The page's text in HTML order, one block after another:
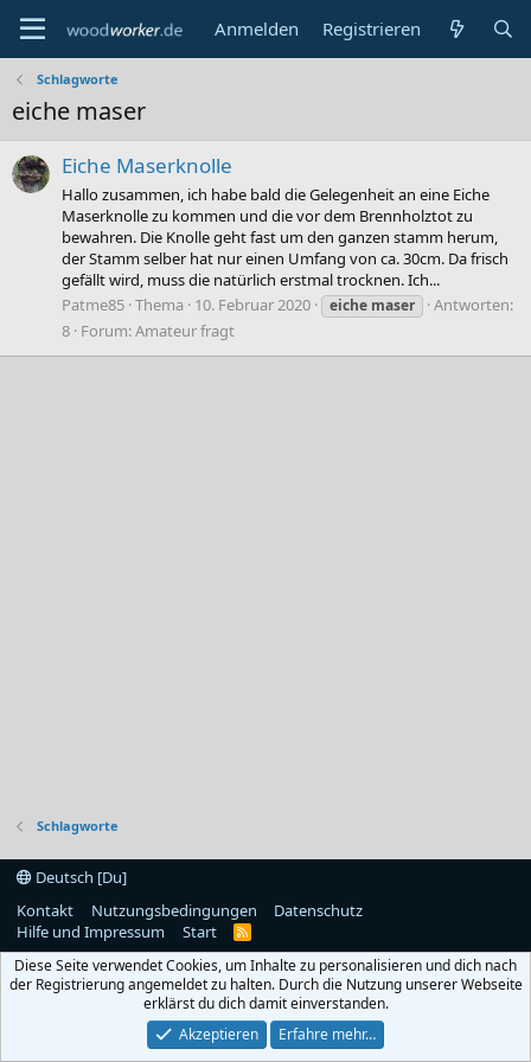
Anmelden Registrieren
Schlagworte
eiche maser
Eiche Maserknolle
Hallo zusammen, ich habe bald die Gelegenheit an eine Eiche
Maserknolle zu kommen und die vor dem Brennholztot zu
bewahren. Die Knolle geht fast um den ganzen stamm herum,
der Stamm selber hat nur einen Umfang von ca. 30cm. Da frisch
gefällt wird, muss die natürlich erstmal trocknen. Ich...
Patme85 Thema 10. Februar 2020 eiche maser
Antworten:
8 Forum:Amateur fragt
Schlagworte
Deutsch [Du]
Kontakt
Nutzungsbedingungen
Datenschutz
Hilfe und Impressum
Start
R
S
Diese Seite verwendet Cookies, um Inhalte zu personalisieren und dich nach
der Registrierung angemeldet zu halten. Durch die Nutzung unserer Webseite
erklärst du dich damit einverstanden.
Akzeptieren
Erfahre mehr…